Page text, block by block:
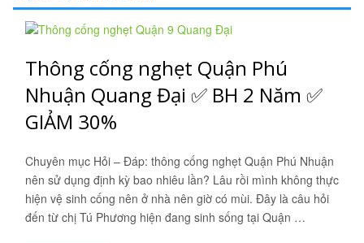
Thông cống nghẹt Quận Phú
Nhuận Quang Đại ✅ BH 2 Năm ✅
GIẢM 30%
Chuyên mục Hỏi – Đáp: thông cống nghẹt Quận Phú Nhuận
nên sử dụng định kỳ bao nhiêu lần? Lâu rồi mình không thực
hiện vệ sinh cống nên ở nhà nên giờ có mùi. Đây là câu hỏi
đến từ chị Tú Phương hiện đang sinh sống tại Quận …